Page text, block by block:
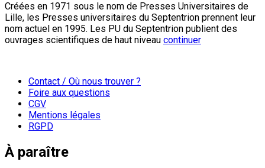
Créées en 1971 sous le nom de Presses Universitaires de
Lille, les Presses universitaires du Septentrion prennent leur
nom actuel en 1995. Les PU du Septentrion publient des
ouvrages scientifiques de haut niveau continuer
Contact / Où nous trouver ?
Foire aux questions
CGV
Mentions légales
RGPD
À paraître